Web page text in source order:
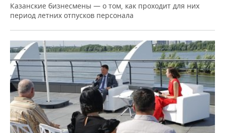
Казанские бизнесмены — о том, как проходит для них
период летних отпусков персонала